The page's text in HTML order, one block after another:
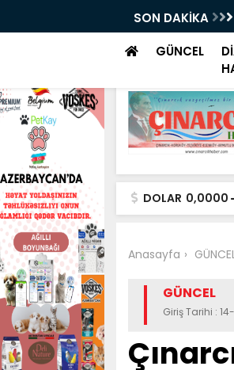
SON DAKİKA
Yine Yaşanmaz Haldeydi
GÜNCEL
DOLAR 0,0000
Anasayfa
GÜNCEL
Giriş Tarihi :